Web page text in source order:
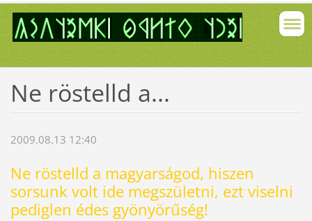
Ne röstelld a...
2009.08.13 12:40
Ne röstelld a magyarságod, hiszen
sorsunk volt ide megszületni, ezt viselni
pediglen édes gyönyörűség!